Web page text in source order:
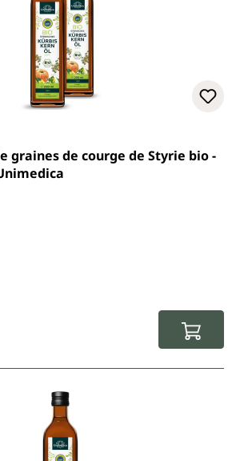
4.8 sur 5 étoiles
graines de courge de Styrie bio -